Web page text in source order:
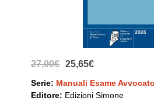
27,00€ 25,65€
Serie: Manuali Esame Avvocato
Editore: Edizioni Simone